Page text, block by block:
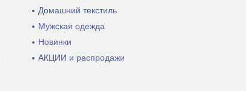
Домашний текстиль
Мужская одежда
Новинки
АКЦИИ и распродажи